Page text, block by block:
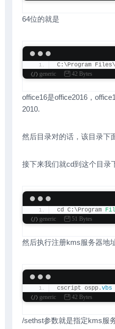
64位的就是
C:\Program
generic
42 Bytes
office16是office2016，
2010.
然后目录对的话，该目录下
接下来我们就cd到这个目录
cd C:\Program
generic
51 Bytes
然后执行注册kms服务器地
cscript ospp.vbs
generic
42 Bytes
/sethst参数就是指定kms服